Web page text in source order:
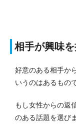
相手が興味
好意のある相手か
いうのはあるもの
もし女性からの返
のある話題を選び